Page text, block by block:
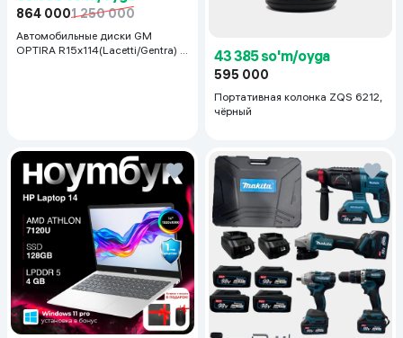
864 0001 250 000
Автомобильные диски GM
OPTIRA R15x114(Lacetti/Gentra) 1
43 385 so'm/oyga
595 000
Портативная колонка ZQS 6212,
чёрный